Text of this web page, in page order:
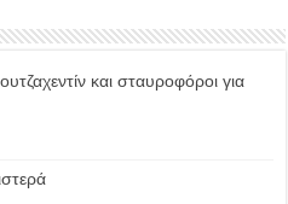
και σταυροφόροι για